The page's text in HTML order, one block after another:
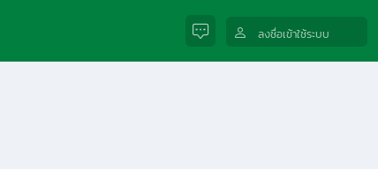
ลงชื่อเข้าใช้ระบบ